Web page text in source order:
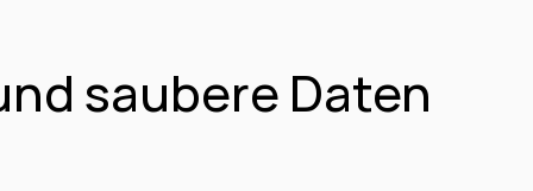
saubere Daten